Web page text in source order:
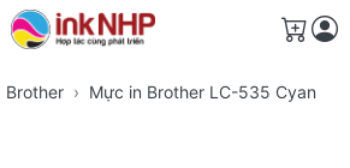
Giỏ
Brother Mực in Brother LC-535 Cyan